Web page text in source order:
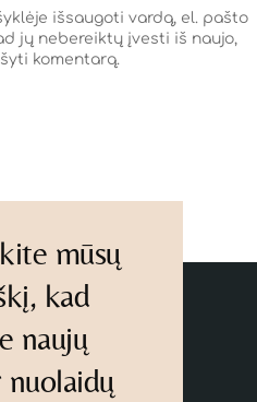
išsaugoti vardą, el. pašto
jų nebereiktų įvesti iš naujo,
komentarą.
mūsų
kad
naujų
nuolaidų